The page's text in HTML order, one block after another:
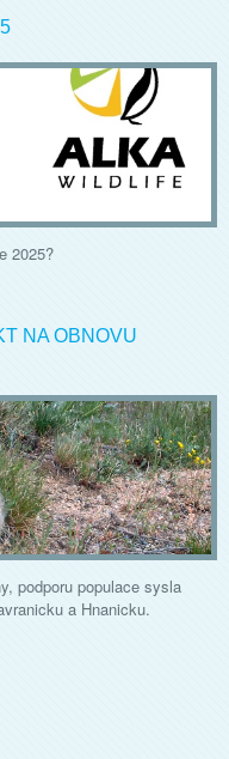
2025?
NA OBNOVU
podporu populace sysla
a Hnanicku.